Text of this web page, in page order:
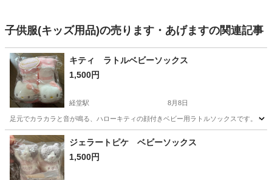
子供服(キッズ用品)の売ります・あげますの関連記事
キティ ラトルベビーソックス
1,500円
経堂駅 8月8日
足元でカラカラと音が鳴る、ハローキティの顔付きベビー用ラトルソックスです。 -
東京 世田谷区 経堂駅 ベビー用品 キティ
ジェラートピケ ベビーソックス
1,500円